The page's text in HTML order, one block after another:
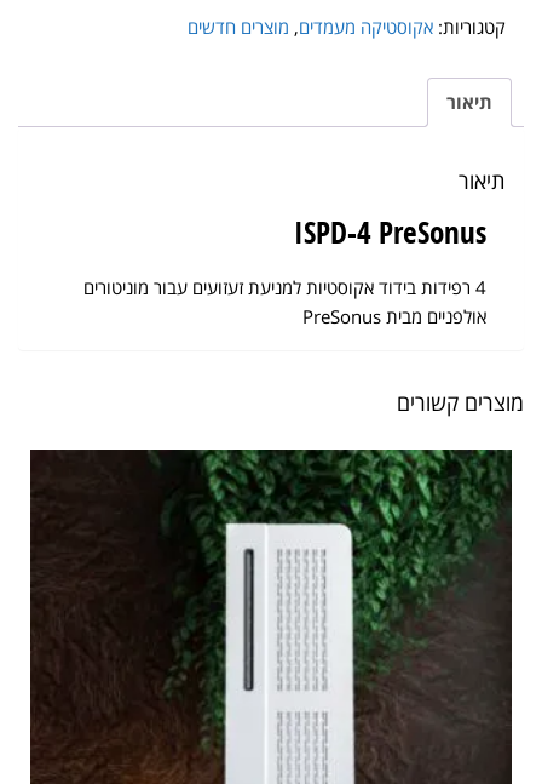
קטגוריות: אקוסטיקה מעמדים, מוצרים חדשים
תיאור
תיאור
ISPD-4 PreSonus
4 רפידות בידוד אקוסטיות למניעת זעזועים עבור מוניטורים
אולפניים מבית PreSonus
מוצרים קשורים